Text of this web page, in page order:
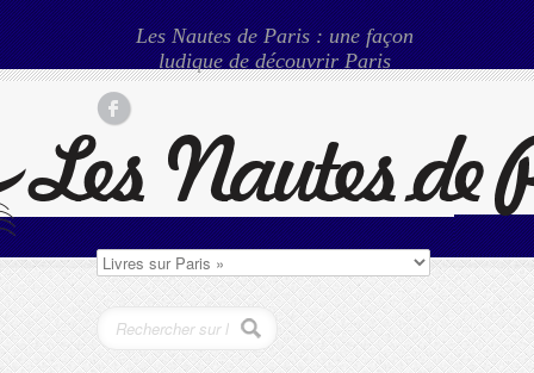
Les Nautes de Paris : une façon
ludique de découvrir Paris